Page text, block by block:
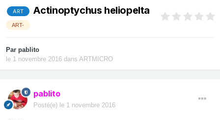
ART Actinoptychus heliopelta
ART-
Par pablito
le 1 novembre 2016 dans ARTMICRO
pablito
Posté(e) le 1 novembre 2016